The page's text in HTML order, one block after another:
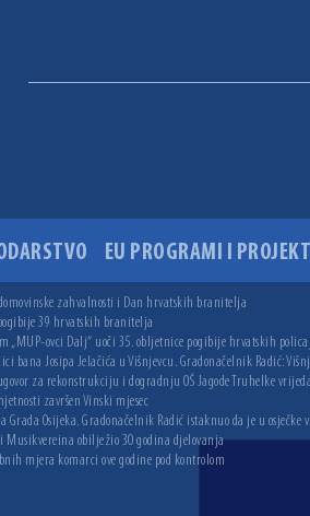
EU PROGRAMI I PROJEKTI
zahvalnosti i Dan hrvatskih branitelja
39 hrvatskih branitelja
ovci Dalj“ uoči 35. obljetnice pogibije hrvatskih
bana Josipa Jelačića u Višnjevcu. Gradonačelnik Radić:
za rekonstrukciju i dogradnju OŠ Jagode Truhelke
završen Vinski mjesec
Grada Osijeka. Gradonačelnik Radić istaknuo da je u
Musikvereina obilježio 30 godina djelovanja
mjera komarci ove godine pod kontrolom